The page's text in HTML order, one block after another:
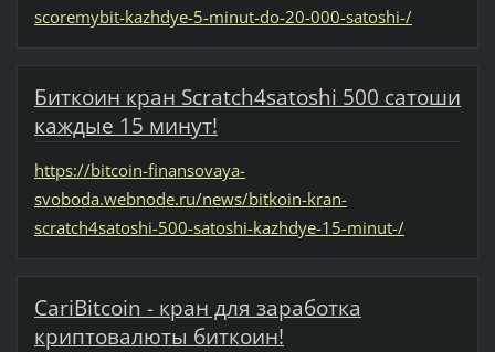
scoremybit-kazhdye-5-minut-do-20-000-satoshi-/
Биткоин кран Scratch4satoshi 500 сатоши
каждые 15 минут!
https://bitcoin-finansovaya-
svoboda.webnode.ru/news/bitkoin-kran-
scratch4satoshi-500-satoshi-kazhdye-15-minut-/
CariBitcoin - кран для заработка
криптовалюты биткоин!